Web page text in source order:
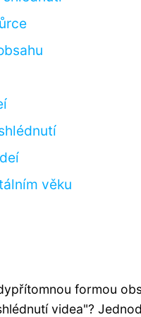
věku
formou
videa"?